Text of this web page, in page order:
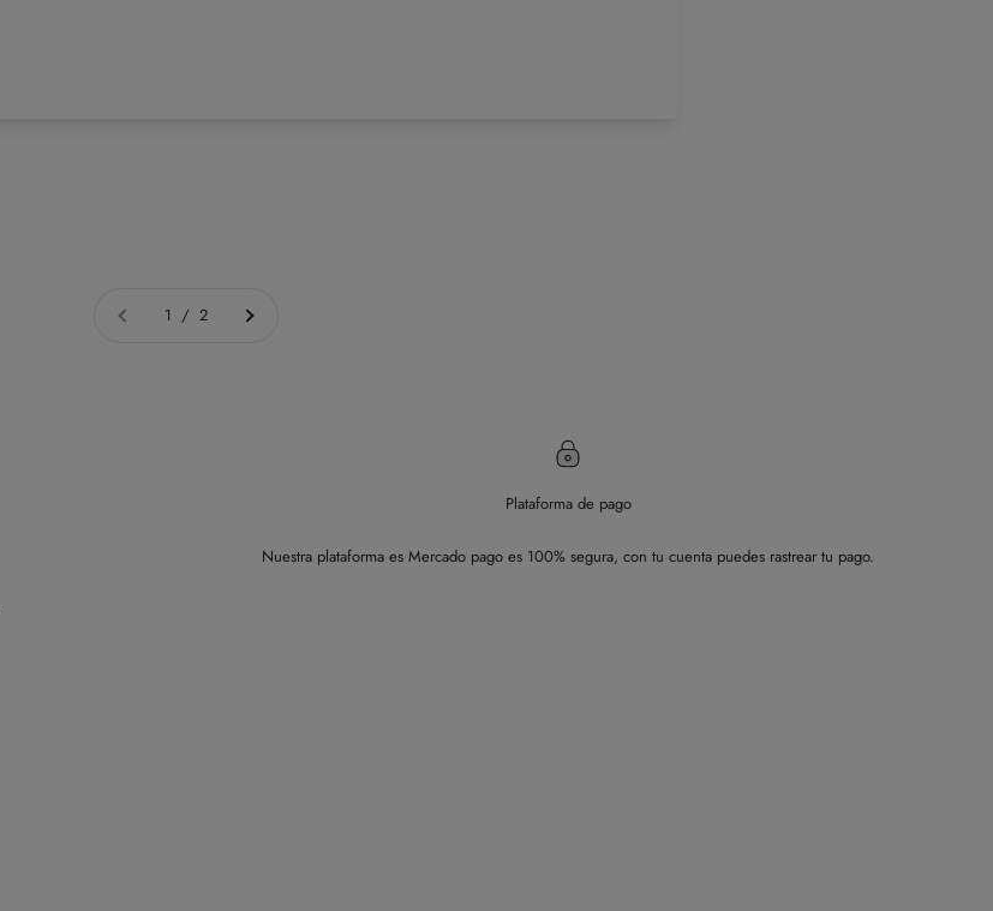
1 / 2
Plataforma de pago
Nuestra plataforma es Mercado pago es 100% segura, con tu cuenta puedes rastrear tu pago.